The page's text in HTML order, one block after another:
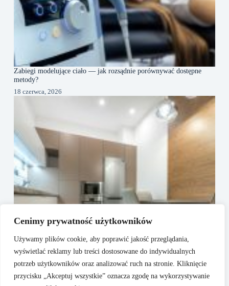
Cenimy prywatność użytkowników
Używamy plików cookie, aby poprawić jakość przeglądania,
wyświetlać reklamy lub treści dostosowane do indywidualnych
potrzeb użytkowników oraz analizować ruch na stronie. Kliknięcie
przycisku „Akceptuj wszystkie” oznacza zgodę na wykorzystywanie
Zabiegi modelujące ciało — jak rozsądnie porównywać dostępne
metody?
18 czerwca, 2026